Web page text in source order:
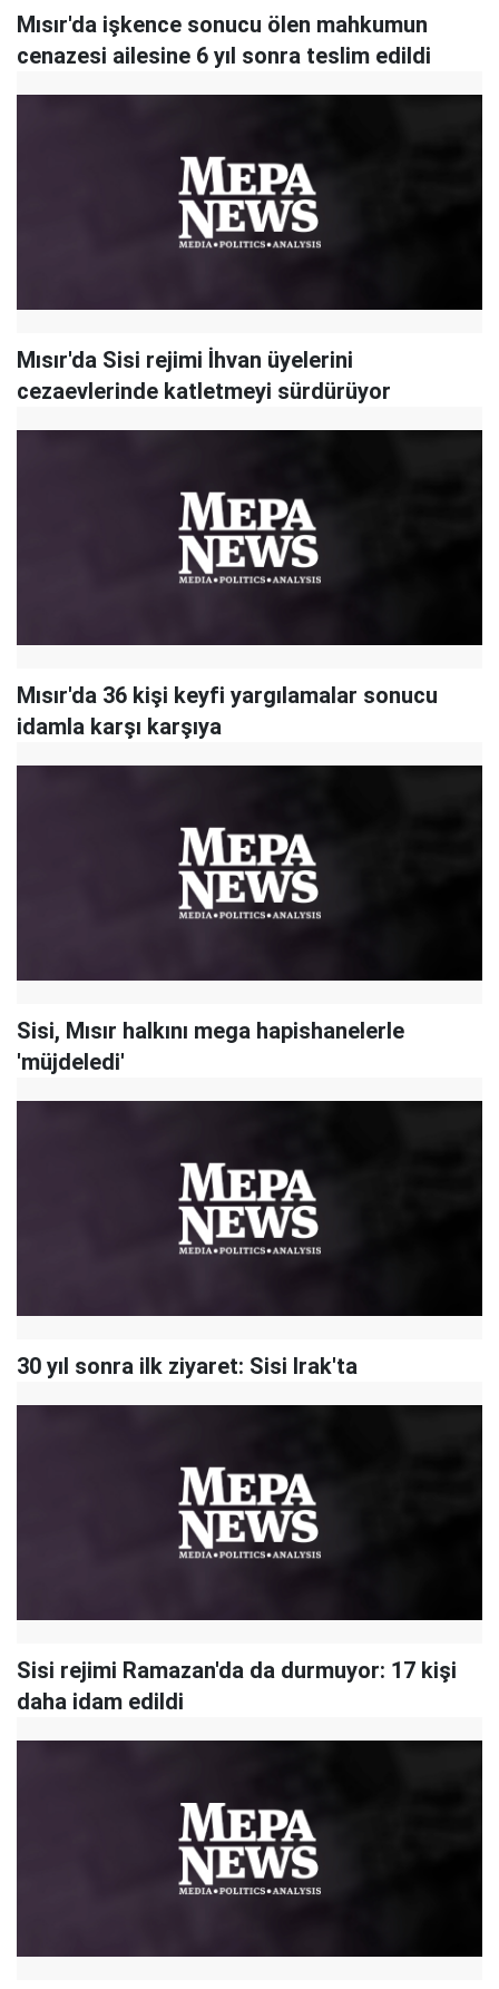
Mısır'da işkence sonucu ölen mahkumun
cenazesi ailesine 6 yıl sonra teslim edildi
Mısır'da Sisi rejimi İhvan üyelerini
cezaevlerinde katletmeyi sürdürüyor
Mısır'da 36 kişi keyfi yargılamalar sonucu
idamla karşı karşıya
Sisi, Mısır halkını mega hapishanelerle
'müjdeledi'
30 yıl sonra ilk ziyaret: Sisi Irak'ta
Sisi rejimi Ramazan'da da durmuyor: 17 kişi
daha idam edildi